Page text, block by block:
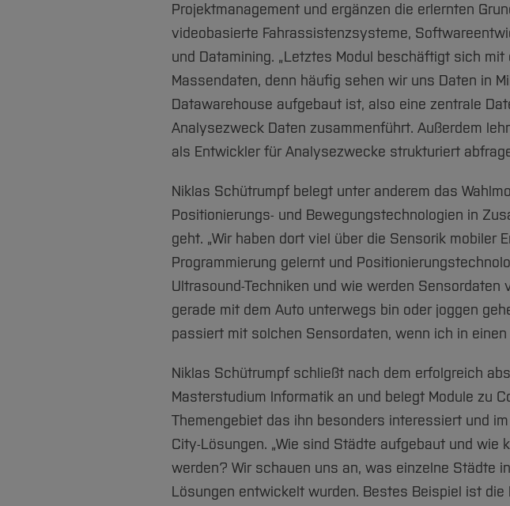
Projektmanagement und ergänzen die erlernten
videobasierte Fahrassistenzsysteme,
und Datamining. „Letztes Modul beschäftigt sich
Massendaten, denn häufig sehen wir uns Daten in
Datawarehouse aufgebaut ist, also eine zentrale
Analysezweck Daten zusammenführt. Außerdem
als Entwickler für Analysezwecke strukturiert
Niklas Schütrumpf belegt unter anderem das
Positionierungs- und Bewegungstechnologien in
geht. „Wir haben dort viel über die Sensorik mobiler
Programmierung gelernt und
Ultrasound-Techniken und wie werden
gerade mit dem Auto unterwegs bin oder joggen
passiert mit solchen Sensordaten, wenn ich in einen
Niklas Schütrumpf schließt nach dem erfolgreich
Masterstudium Informatik an und belegt Module zu
Themengebiet das ihn besonders interessiert und
City-Lösungen. „Wie sind Städte aufgebaut und
werden? Wir schauen uns an, was einzelne Städte
Lösungen entwickelt wurden. Bestes Beispiel ist